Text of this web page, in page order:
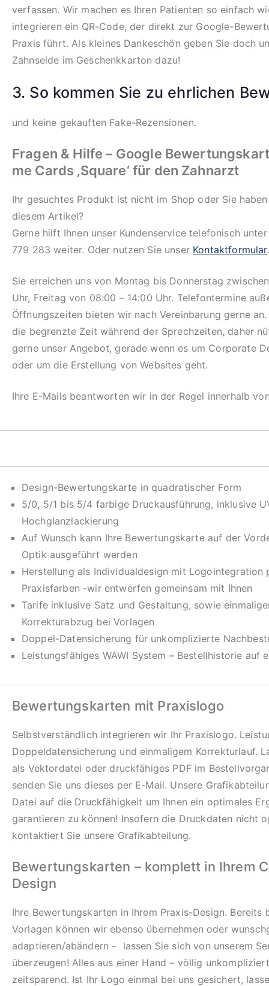
verfassen. Wir machen es Ihren Patienten so einfach
integrieren ein QR-Code, der direkt zur Google-
Praxis führt. Als kleines Dankeschön geben Sie doch
Zahnseide im Geschenkkarton dazu!
3. So kommen Sie zu ehrlichen
und keine gekauften Fake-Rezensionen.
Fragen & Hilfe– Google
me Cards ‚Square‘ für den Zahnarzt
Ihr gesuchtes Produkt ist nicht im Shop oder Sie
diesem Artikel?
Gerne hilft Ihnen unser Kundenservice telefonisch
779 283 weiter. Oder nutzen Sie unser Kontaktformular.
Sie erreichen uns von Montag bis Donnerstag
Uhr, Freitag von 08:00 – 14:00 Uhr. Telefontermine
Öffnungszeiten bieten wir nach Vereinbarung gerne
die begrenzte Zeit während der Sprechzeiten, daher
gerne unser Angebot, gerade wenn es um Corporate
oder um die Erstellung von Websites geht.
Ihre E-Mails beantworten wir in der Regel innerhalb
Design-Bewertungskarte in quadratischer Form
5/0, 5/1 bis 5/4 farbige Druckausführung, inklusive
Hochglanzlackierung
Auf Wunsch kann Ihre Bewertungskarte auf der
Optik ausgeführt werden
Herstellung als Individualdesign mit Logointegration
Praxisfarben -wir entwerfen gemeinsam mit Ihnen
Tarife inklusive Satz und Gestaltung, sowie
Korrekturabzug bei Vorlagen
Doppel-Datensicherung für unkomplizierte
Leistungsfähiges WAWI System – Bestellhistorie auf
Bewertungskarten mit Praxislogo
Selbstverständlich integrieren wir Ihr Praxislogo.
Doppeldatensicherung und einmaligem Korrekturlauf.
als Vektordatei oder druckfähiges PDF im
senden Sie uns dieses per E-Mail. Unsere
Datei auf die Druckfähigkeit um Ihnen ein optimales
garantieren zu können! Insofern die Druckdaten nicht
kontaktiert Sie unsere Grafikabteilung.
Bewertungskarten – komplett in Ihrem
Design
Ihre Bewertungskarten in Ihrem Praxis-Design. Bereits
Vorlagen können wir ebenso übernehmen oder
adaptieren/abändern – lassen Sie sich von unserem
überzeugen! Alles aus einer Hand – völlig
zeitsparend. Ist Ihr Logo einmal bei uns gesichert,